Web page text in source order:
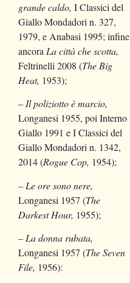
grande caldo, I Classici del
Giallo Mondadori n. 327,
1979, e Anabasi 1995; infine
ancora La città che scotta,
Feltrinelli 2008 (The Big
Heat, 1953);
–Il poliziotto è marcio,
Longanesi 1955, poi Interno
Giallo 1991 e I Classici del
Giallo Mondadori n. 1342,
2014 (Rogue Cop, 1954);
– Le ore sono nere,
Longanesi 1957 (The
Darkest Hour, 1955);
–La donna rubata,
Longanesi 1957 (The Seven
File, 1956):